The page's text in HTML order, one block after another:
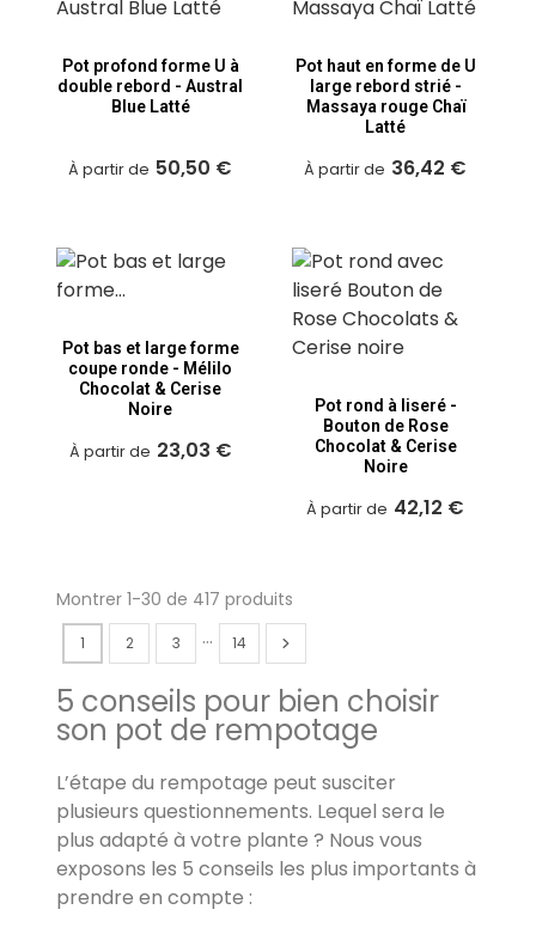
Pot profond forme U à
double rebord - Austral
Blue Latté
À partir de 50,50 €
Pot haut en forme de U
large rebord strié -
Massaya rouge Chaï
Latté
À partir de 36,42 €
Pot bas et large forme
coupe ronde - Mélilo
Chocolat & Cerise
Noire
À partir de 23,03 €
Pot rond à liseré -
Bouton de Rose
Chocolat & Cerise
Noire
À partir de 42,12 €
Montrer 1-30 de 417 produits
1 2 3 … 14
5 conseils pour bien choisir
son pot de rempotage
L’étape du rempotage peut susciter
plusieurs questionnements. Lequel sera le
plus adapté à votre plante ? Nous vous
exposons les 5 conseils les plus importants à
prendre en compte :